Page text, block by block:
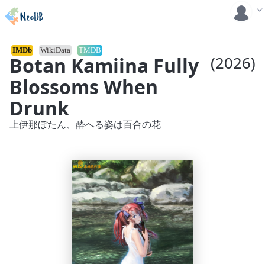
Botan Kamiina Fully
Blossoms When
Drunk
(2026)
IMDb WikiData TMDB
上伊那ぼたん、酔へる姿は百合の花